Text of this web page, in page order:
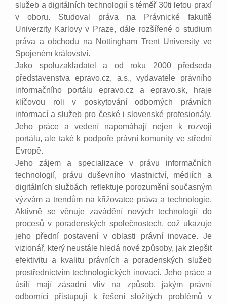
služeb a digitálních technologií s téměř 30ti letou praxí
v oboru. Studoval práva na Právnické fakultě
Univerzity Karlovy v Praze, dále rozšířené o studium
práva a obchodu na Nottingham Trent University ve
Spojeném království.
Jako spoluzakladatel a od roku 2000 předseda
představenstva epravo.cz, a.s., vydavatele právního
informačního portálu epravo.cz a epravo.sk, hraje
klíčovou roli v poskytování odborných právních
informací a služeb pro české i slovenské profesionály.
Jeho práce a vedení napomáhají nejen k rozvoji
portálu, ale také k podpoře právní komunity ve střední
Evropě.
Jeho zájem a specializace v právu informačních
technologií, právu duševního vlastnictví, médiích a
digitálních službách reflektuje porozumění současným
výzvám a trendům na křižovatce práva a technologie.
Aktivně se věnuje zavádění nových technologií do
procesů v poradenských společnostech, což ukazuje
jeho přední postavení v oblasti právní inovace. Je
vizionář, který neustále hledá nové způsoby, jak zlepšit
efektivitu a kvalitu právních a poradenských služeb
prostřednictvím technologických inovací. Jeho práce a
úsilí mají zásadní vliv na způsob, jakým právní
odborníci přistupují k řešení složitých problémů v